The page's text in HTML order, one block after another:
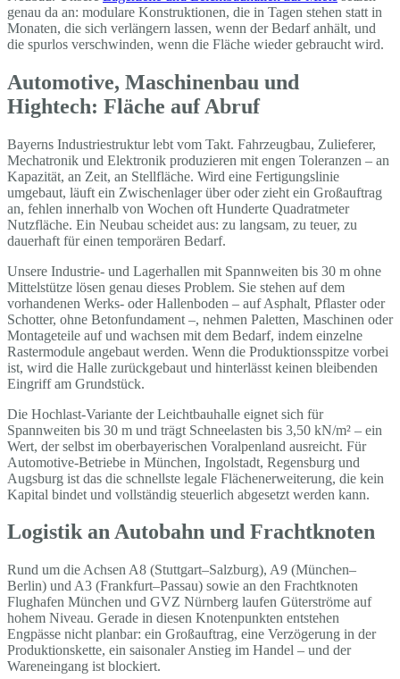
genau da an: modulare Konstruktionen, die in Tagen stehen statt in
Monaten, die sich verlängern lassen, wenn der Bedarf anhält, und
die spurlos verschwinden, wenn die Fläche wieder gebraucht wird.
Automotive, Maschinenbau und
Hightech: Fläche auf Abruf
Bayerns Industriestruktur lebt vom Takt. Fahrzeugbau, Zulieferer,
Mechatronik und Elektronik produzieren mit engen Toleranzen – an
Kapazität, an Zeit, an Stellfläche. Wird eine Fertigungslinie
umgebaut, läuft ein Zwischenlager über oder zieht ein Großauftrag
an, fehlen innerhalb von Wochen oft Hunderte Quadratmeter
Nutzfläche. Ein Neubau scheidet aus: zu langsam, zu teuer, zu
dauerhaft für einen temporären Bedarf.
Unsere Industrie- und Lagerhallen mit Spannweiten bis 30 m ohne
Mittelstütze lösen genau dieses Problem. Sie stehen auf dem
vorhandenen Werks- oder Hallenboden – auf Asphalt, Pflaster oder
Schotter, ohne Betonfundament –, nehmen Paletten, Maschinen oder
Montageteile auf und wachsen mit dem Bedarf, indem einzelne
Rastermodule angebaut werden. Wenn die Produktionsspitze vorbei
ist, wird die Halle zurückgebaut und hinterlässt keinen bleibenden
Eingriff am Grundstück.
Die Hochlast-Variante der Leichtbauhalle eignet sich für
Spannweiten bis 30 m und trägt Schneelasten bis 3,50 kN/m² – ein
Wert, der selbst im oberbayerischen Voralpenland ausreicht. Für
Automotive-Betriebe in München, Ingolstadt, Regensburg und
Augsburg ist das die schnellste legale Flächenerweiterung, die kein
Kapital bindet und vollständig steuerlich abgesetzt werden kann.
Logistik an Autobahn und Frachtknoten
Rund um die Achsen A8 (Stuttgart–Salzburg), A9 (München–
Berlin) und A3 (Frankfurt–Passau) sowie an den Frachtknoten
Flughafen München und GVZ Nürnberg laufen Güterströme auf
hohem Niveau. Gerade in diesen Knotenpunkten entstehen
Engpässe nicht planbar: ein Großauftrag, eine Verzögerung in der
Produktionskette, ein saisonaler Anstieg im Handel – und der
Wareneingang ist blockiert.